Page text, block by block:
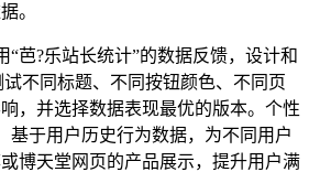
。
“芭?乐站长统计”的数据反馈，设计和
不同标题、不同按钮颜色、不同页
，并选择数据表现最优的版本。个性
基于用户历史行为数据，为不同用户
博天堂网页的产品展示，提升用户满